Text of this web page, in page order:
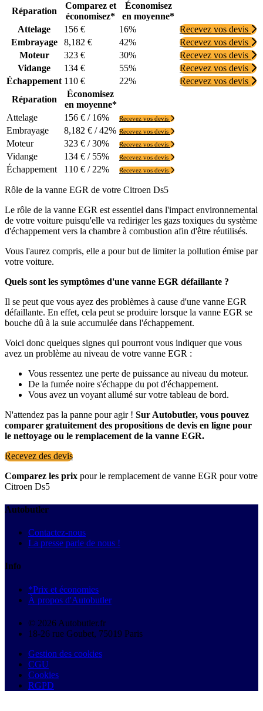
Réparation
Comparez et
économisez*
Économisez
en moyenne*
Attelage
156 € 16%
Recevez vos devis
Embrayage
8,182 € 42%
Recevez vos devis
Moteur
323 € 30%
Recevez vos devis
Vidange
134 € 55%
Recevez vos devis
Échappement 110 € 22%
Recevez vos devis
Réparation
Économisez
en moyenne*
Attelage
156 € / 16% Recevez vos devis
Embrayage 8,182 € / 42% Recevez vos devis
Moteur 323 € / 30% Recevez vos devis
Vidange 134 € / 55% Recevez vos devis
Échappement 110 € / 22% Recevez vos devis
Rôle de la vanne EGR de votre Citroen Ds5
Le rôle de la vanne EGR est essentiel dans l'impact environnemental
de votre voiture puisqu'elle va rediriger les gazs toxiques du système
d'échappement vers la chambre à combustion afin d'être réutilisés.
Vous l'aurez compris, elle a pour but de limiter la pollution émise par
votre voiture.
Quels sont les symptômes d'une vanne EGR défaillante ?
Il se peut que vous ayez des problèmes à cause d'une vanne EGR
défaillante. En effet, cela peut se produire lorsque la vanne EGR se
bouche dû à la suie accumulée dans l'échappement.
Voici donc quelques signes qui pourront vous indiquer que vous
avez un problème au niveau de votre vanne EGR :
Vous ressentez une perte de puissance au niveau du moteur.
De la fumée noire s'échappe du pot d'échappement.
Vous avez un voyant allumé sur votre tableau de bord.
N'attendez pas la panne pour agir ! Sur Autobutler, vous pouvez
comparer gratuitement des propositions de devis en ligne pour
le nettoyage ou le remplacement de la vanne EGR.
Recevez des devis
Comparez les prix pour le remplacement de vanne EGR pour votre
Citroen Ds5
Autobutler
Contactez-nous
La presse parle de nous !
Info
*Prix et économies
À propos d'Autobutler
© 2026 Autobutler.fr
18-26 rue Goubet, 75019 Paris
Gestion des cookies
CGU
Cookies
RGPD